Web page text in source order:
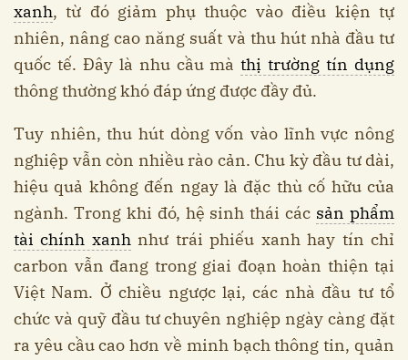
xanh, từ đó giảm phụ thuộc vào điều kiện tự
nhiên, nâng cao năng suất và thu hút nhà đầu tư
quốc tế. Đây là nhu cầu màthị trường tín dụng
thông thường khó đáp ứng được đầy đủ.
Tuy nhiên, thu hút dòng vốn vào lĩnh vực nông
nghiệp vẫn còn nhiều rào cản. Chu kỳ đầu tư dài,
hiệu quả không đến ngay là đặc thù cố hữu của
ngành. Trong khi đó, hệ sinh thái các sản phẩm
tài chính xanhnhư trái phiếu xanh hay tín chỉ
carbon vẫn đang trong giai đoạn hoàn thiện tại
Việt Nam. Ở chiều ngược lại, các nhà đầu tư tổ
chức và quỹ đầu tư chuyên nghiệp ngày càng đặt
ra yêu cầu cao hơn về minh bạch thông tin, quản